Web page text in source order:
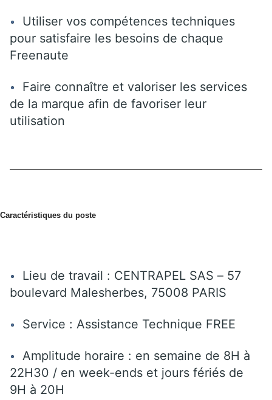
Utiliser vos compétences techniques
pour satisfaire les besoins de chaque
Freenaute
Faire connaître et valoriser les services
de la marque afin de favoriser leur
utilisation
Caractéristiques du poste
Lieu de travail : CENTRAPEL SAS – 57
boulevard Malesherbes, 75008 PARIS
Service : Assistance Technique FREE
Amplitude horaire : en semaine de 8H à
22H30 / en week-ends et jours fériés de
9H à 20H